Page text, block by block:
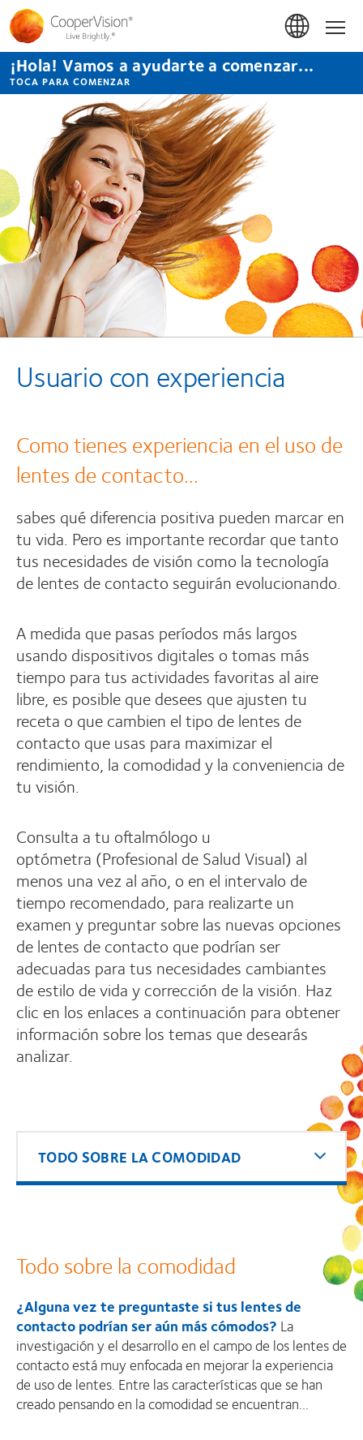
Pasar
contenido
principal
Inicio
¡Hola! Vamos a ayudarte a comenzar...
TOCA PARA COMENZAR
Usuario con experiencia
Como tienes experiencia en el uso de
lentes de contacto...
sabes qué diferencia positiva pueden marcar en
tu vida. Pero es importante recordar que tanto
tus necesidades de visión como la tecnología
de lentes de contacto seguirán evolucionando.
A medida que pasas períodos más largos
usando dispositivos digitales o tomas más
tiempo para tus actividades favoritas al aire
libre, es posible que desees que ajusten tu
receta o que cambien el tipo de lentes de
contacto que usas para maximizar el
rendimiento, la comodidad y la conveniencia de
tu visión.
Consulta a tu oftalmólogo u
optómetra (Profesional de Salud Visual) al
menos una vez al año, o en el intervalo de
tiempo recomendado, para realizarte un
examen y preguntar sobre las nuevas opciones
de lentes de contacto que podrían ser
adecuadas para tus necesidades cambiantes
de estilo de vida y corrección de la visión. Haz
clic en los enlaces a continuación para obtener
información sobre los temas que desearás
analizar.
TODO SOBRE LA COMODIDAD
Todo sobre la comodidad
¿Alguna vez te preguntaste si tus lentes de
contacto podrían ser aún más cómodos? La
investigación y el desarrollo en el campo de los lentes de
contacto está muy enfocada en mejorar la experiencia
de uso de lentes. Entre las características que se han
creado pensando en la comodidad se encuentran...